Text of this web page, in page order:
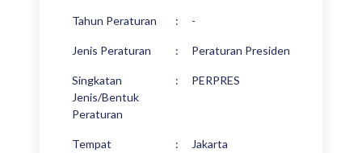
Tahun Peraturan : -
Jenis Peraturan : Peraturan Presiden
Singkatan
Jenis/Bentuk
Peraturan
: PERPRES
Tempat
: Jakarta